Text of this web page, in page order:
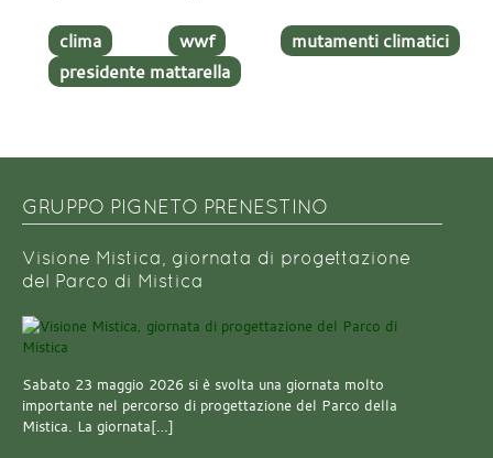
clima wwf
mutamenti climatici
presidente mattarella
GRUPPO PIGNETO PRENESTINO
Visione Mistica, giornata di progettazione
del Parco di Mistica
Sabato 23 maggio 2026 si è svolta una giornata molto
importante nel percorso di progettazione del Parco della
Mistica. La giornata[…]